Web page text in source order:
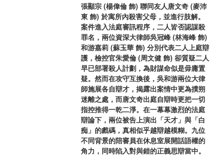
張顯宗 (楊偉倫 飾) 聯同友人唐文奇 (麥沛
東 飾) 於寓所內殺害父母，並進行肢解。
案件進入法庭審訊程序，二人皆否認謀殺
罪名，兩位資深大律師吳冠峰 (林海峰 飾)
和游嘉莉 (蘇玉華 飾) 分別代表二人上庭辯
護，檢控官朱愛倫 (周文健 飾) 卻質疑二人
早已部署殺人計劃，為財謀命似是毋庸置
疑。然而在攻守互換後，吳和游兩位大律
師施展各自辯才，揭露出案情中更為撲朔
迷離之處，而唐文奇出庭自辯時更把一切
指控推得一乾二淨。在一幕幕激烈的法庭
辯論下，兩位被告上演出「天才」與「白
痴」的戲碼，真相似乎越辯越模糊。九位
不同背景的陪審員在休息室展開話語權的
角力，同時陷入對與錯的正義思辯當中。